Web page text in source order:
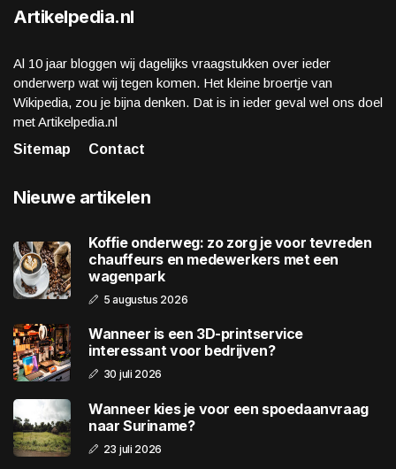
Artikelpedia.nl
Al 10 jaar bloggen wij dagelijks vraagstukken over ieder
onderwerp wat wij tegen komen. Het kleine broertje van
Wikipedia, zou je bijna denken. Dat is in ieder geval wel ons doel
met Artikelpedia.nl
Sitemap
Contact
Nieuwe artikelen
Koffie onderweg: zo zorg je voor tevreden
chauffeurs en medewerkers met een
wagenpark
5 augustus 2026
Wanneer is een 3D-printservice
interessant voor bedrijven?
30 juli 2026
Wanneer kies je voor een spoedaanvraag
naar Suriname?
23 juli 2026